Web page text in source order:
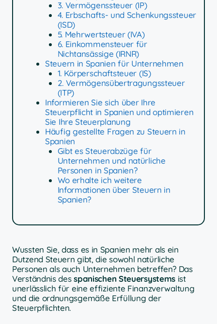
3. Vermögenssteuer (IP)
4. Erbschafts- und Schenkungssteuer
(ISD)
5. Mehrwertsteuer (IVA)
6. Einkommensteuer für
Nichtansässige (IRNR)
Steuern in Spanien für Unternehmen
1. Körperschaftsteuer (IS)
2. Vermögensübertragungssteuer
(ITP)
Informieren Sie sich über Ihre
Steuerpflicht in Spanien und optimieren
Sie Ihre Steuerplanung
Häufig gestellte Fragen zu Steuern in
Spanien
Gibt es Steuerabzüge für
Unternehmen und natürliche
Personen in Spanien?
Wo erhalte ich weitere
Informationen über Steuern in
Spanien?
Wussten Sie, dass es in Spanien mehr als ein
Dutzend Steuern gibt, die sowohl natürliche
Personen als auch Unternehmen betreffen? Das
Verständnis desspanischen Steuersystems ist
unerlässlich für eine effiziente Finanzverwaltung
und die ordnungsgemäße Erfüllung der
Steuerpflichten.